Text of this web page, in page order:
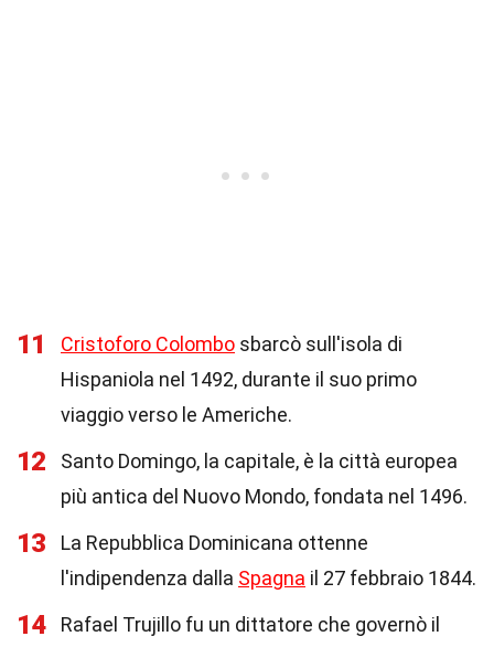
11 Cristoforo Colombo sbarcò sull'isola di
Hispaniola nel 1492, durante il suo primo
viaggio verso le Americhe.
12
Santo Domingo, la capitale, è la città europea
più antica del Nuovo Mondo, fondata nel 1496.
13
La Repubblica Dominicana ottenne
l'indipendenza dalla Spagna il 27 febbraio 1844.
14
Rafael Trujillo fu un dittatore che governò il